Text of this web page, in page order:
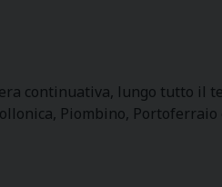
continuativa, lungo tutto
Piombino,